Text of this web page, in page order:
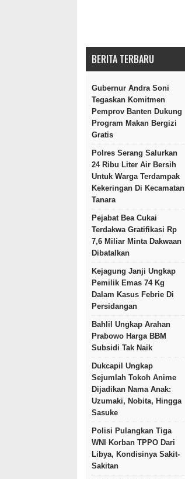
BERITA TERBARU
Gubernur Andra Soni
Tegaskan Komitmen
Pemprov Banten Dukung
Program Makan Bergizi
Gratis
Polres Serang Salurkan
24 Ribu Liter Air Bersih
Untuk Warga Terdampak
Kekeringan Di Kecamatan
Tanara
Pejabat Bea Cukai
Terdakwa Gratifikasi Rp
7,6 Miliar Minta Dakwaan
Dibatalkan
Kejagung Janji Ungkap
Pemilik Emas 74 Kg
Dalam Kasus Febrie Di
Persidangan
Bahlil Ungkap Arahan
Prabowo Harga BBM
Subsidi Tak Naik
Dukcapil Ungkap
Sejumlah Tokoh Anime
Dijadikan Nama Anak:
Uzumaki, Nobita, Hingga
Sasuke
Polisi Pulangkan Tiga
WNI Korban TPPO Dari
Libya, Kondisinya Sakit-
Sakitan